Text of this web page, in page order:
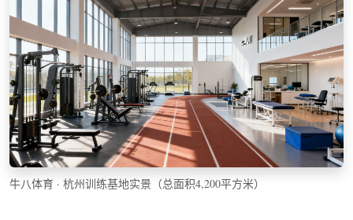
牛八体育 · 杭州训练基地实景（总面积4,200平方米）